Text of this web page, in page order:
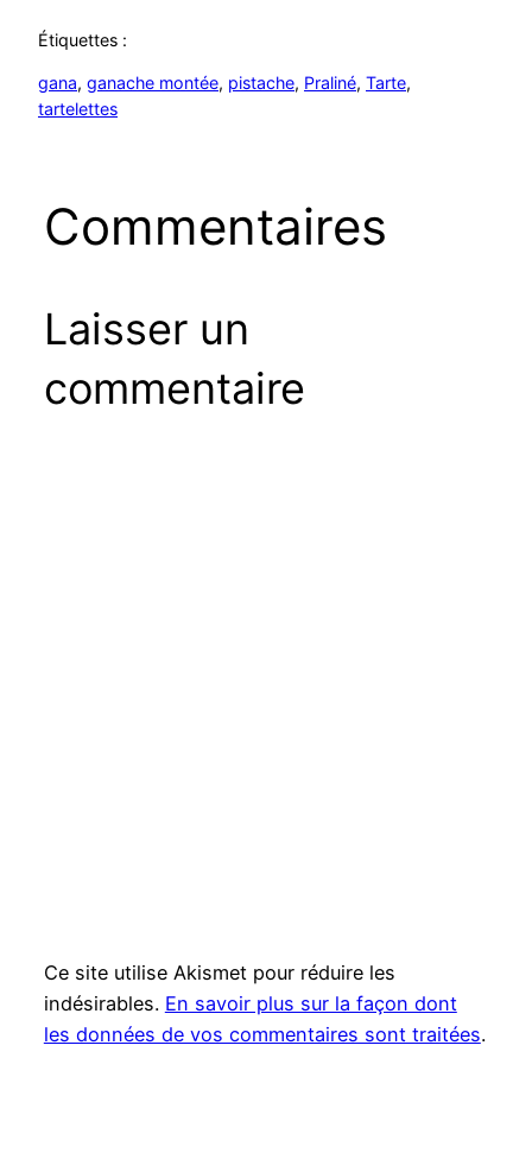
Étiquettes :
gana, ganache montée, pistache, Praliné, Tarte
tartelettes
Commentaires
Laisser un
commentaire
Ce site utilise Akismet pour réduire les
indésirables. En savoir plus sur la façon dont
les données de vos commentaires sont traitées.